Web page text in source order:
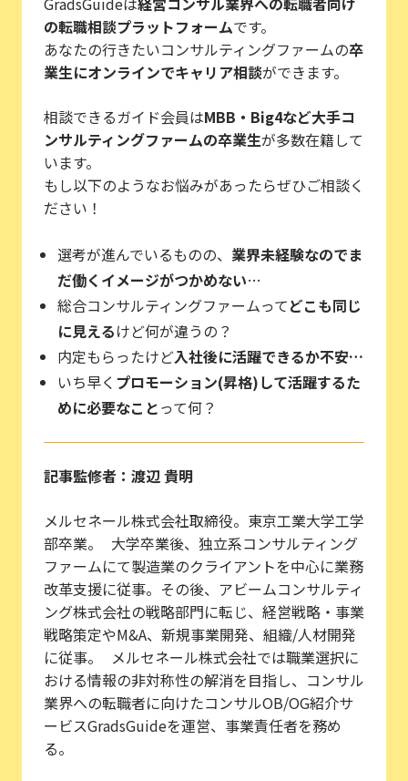
の転職相談プラットフォームです。
あなたの行きたいコンサルティングファームの卒
業生にオンラインでキャリア相談ができます。
相談できるガイド会員はMBB・Big4など大手コ
ンサルティングファームの卒業生が多数在籍して
います。
もし以下のようなお悩みがあったらぜひご相談く
ださい！
選考が進んでいるものの、 業界未経験なのでま
だ働くイメージがつかめない…
総合コンサルティングファームってどこも同じ
に見えるけど何が違うの？
内定もらったけど入社後に活躍できるか不安…
いち早く プロモーション(昇格)して活躍するた
めに必要なことって何？
記事監修者：渡辺 貴明
メルセネール株式会社取締役。東京工業大学工学
部卒業。 大学卒業後、独立系コンサルティング
ファームにて製造業のクライアントを中心に業務
改革支援に従事。その後、アビームコンサルティ
ング株式会社の戦略部門に転じ、経営戦略・事業
戦略策定やM&A、新規事業開発、組織/人材開発
に従事。 メルセネール株式会社では職業選択に
おける情報の非対称性の解消を目指し、コンサル
業界への転職者に向けたコンサルOB/OG紹介サ
ービスGradsGuideを運営、事業責任者を務め
る。